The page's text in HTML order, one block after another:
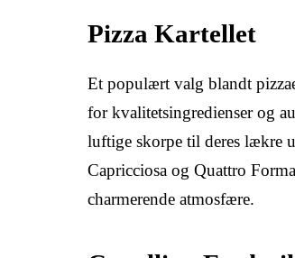
Pizza Kartellet
Et populært valg blandt
for kvalitetsingredienser og
luftige skorpe til deres lækre
Capricciosa og Quattro
charmerende atmosfære.